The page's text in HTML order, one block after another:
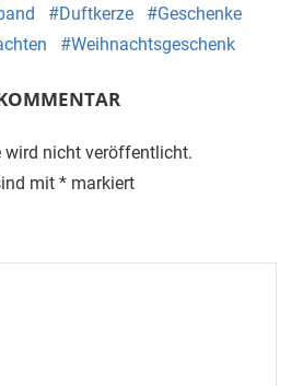
Duftkerze
Geschenke
Weihnachtsgeschenk
wird nicht veröffentlicht.
mit * markiert